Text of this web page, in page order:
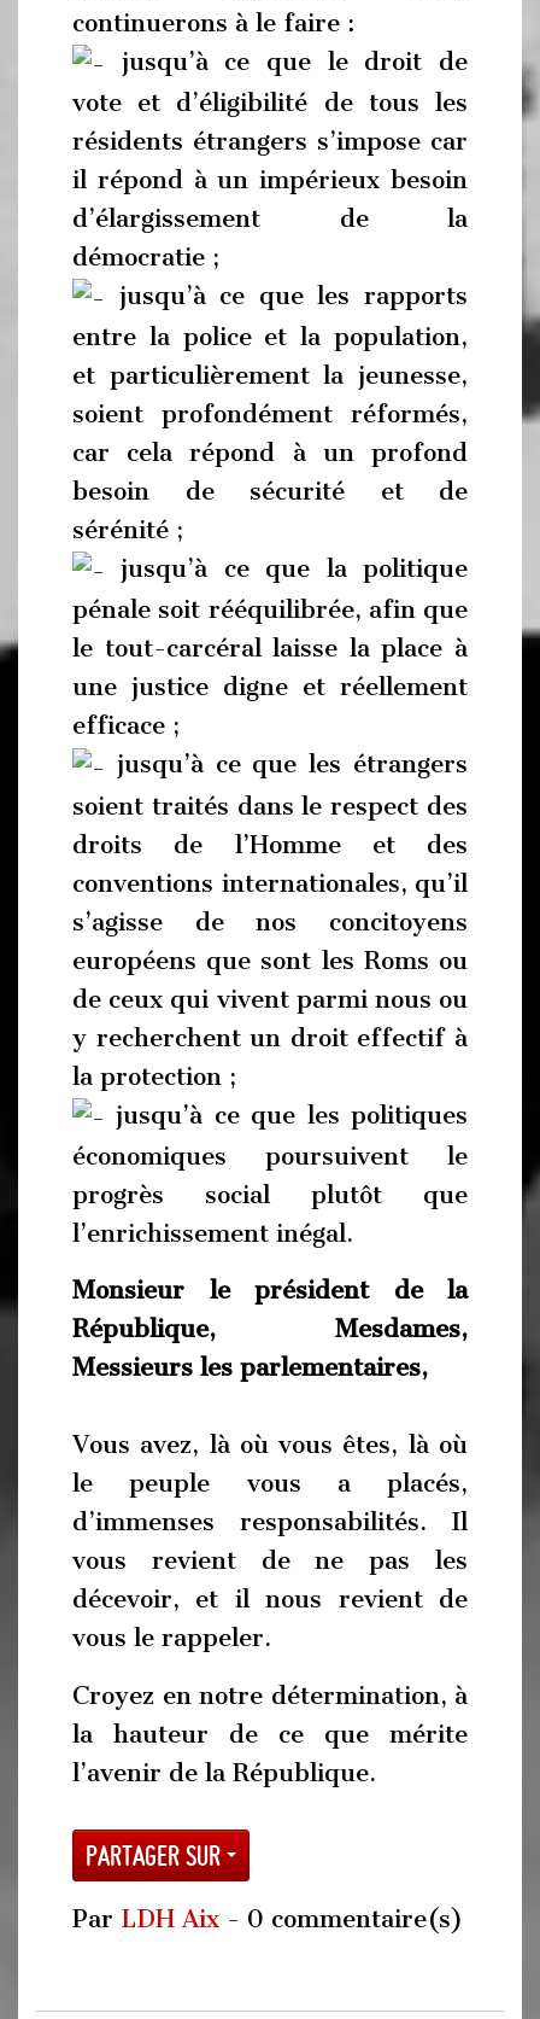
continuerons à le faire :
jusqu’à ce que le droit de
vote et d’éligibilité de tous les
résidents étrangers s’impose car
il répond à un impérieux besoin
d’élargissement de la
démocratie ;
jusqu’à ce que les rapports
entre la police et la population,
et particulièrement la jeunesse,
soient profondément réformés,
car cela répond à un profond
besoin de sécurité et de
sérénité ;
jusqu’à ce que la politique
pénale soit rééquilibrée, afin que
le tout-carcéral laisse la place à
une justice digne et réellement
efficace ;
jusqu’à ce que les étrangers
soient traités dans le respect des
droits de l’Homme et des
conventions internationales, qu’il
s’agisse de nos concitoyens
européens que sont les Roms ou
de ceux qui vivent parmi nous ou
y recherchent un droit effectif à
la protection ;
jusqu’à ce que les politiques
économiques poursuivent le
progrès social plutôt que
l’enrichissement inégal.
Monsieur le président de la
République, Mesdames,
Messieurs les parlementaires,
Vous avez, là où vous êtes, là où
le peuple vous a placés,
d’immenses responsabilités. Il
vous revient de ne pas les
décevoir, et il nous revient de
vous le rappeler.
Croyez en notre détermination, à
la hauteur de ce que mérite
l’avenir de la République.
Partager sur
Par LDH Aix - 0 commentaire(s)